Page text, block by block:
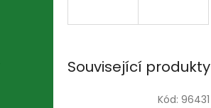
Související produkty
Kód: 96431